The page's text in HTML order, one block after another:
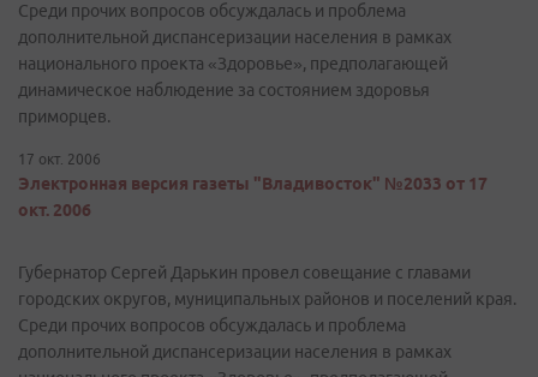
Среди прочих вопросов обсуждалась и проблема
дополнительной диспансеризации населения в рамках
национального проекта «Здоровье», предполагающей
динамическое наблюдение за состоянием здоровья
приморцев.
17 окт. 2006
Электронная версия газеты "Владивосток" №2033 от 17
окт. 2006
Губернатор Сергей Дарькин провел совещание с главами
городских округов, муниципальных районов и поселений края.
Среди прочих вопросов обсуждалась и проблема
дополнительной диспансеризации населения в рамках